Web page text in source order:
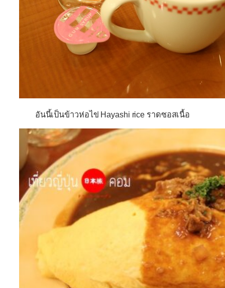
อันนี้เป็นข้าวห่อไข่ Hayashi rice ราดซอสเนื้อ